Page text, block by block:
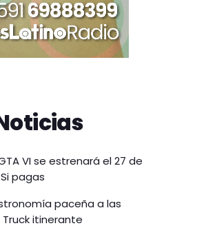
VI se estrenará el 27 de
pagas
paceña a las
itinerante